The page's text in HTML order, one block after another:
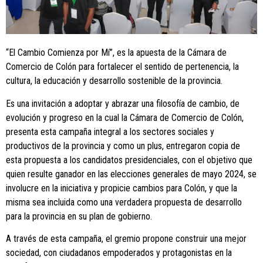
“El Cambio Comienza por Mí”, es la apuesta de la Cámara de
Comercio de Colón para fortalecer el sentido de pertenencia, la
cultura, la educación y desarrollo sostenible de la provincia.
Es una invitación a adoptar y abrazar una filosofía de cambio, de
evolución y progreso en la cual la Cámara de Comercio de Colón,
presenta esta campaña integral a los sectores sociales y
productivos de la provincia y como un plus, entregaron copia de
esta propuesta a los candidatos presidenciales, con el objetivo que
quien resulte ganador en las elecciones generales de mayo 2024, se
involucre en la iniciativa y propicie cambios para Colón, y que la
misma sea incluida como una verdadera propuesta de desarrollo
para la provincia en su plan de gobierno.
A través de esta campaña, el gremio propone construir una mejor
sociedad, con ciudadanos empoderados y protagonistas en la